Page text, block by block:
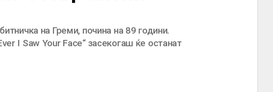
на Греми, почина на 89 години.
I Saw Your Face“ засекогаш ќе останат